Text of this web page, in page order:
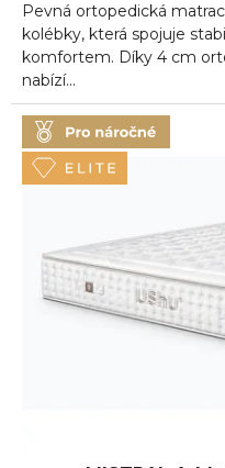
Pevná ortopedická
kolébky, která spojuje
komfortem. Díky 4 cm
nabízí...